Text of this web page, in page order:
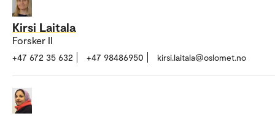
Kirsi Laitala
Forsker II
+47 672 35 632 +47 98486950 kirsi.laitala@oslomet.no